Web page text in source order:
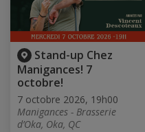
Stand-up Chez
Manigances! 7
octobre!
7 octobre 2026, 19h00
Manigances - Brasserie
d’Oka, Oka, QC